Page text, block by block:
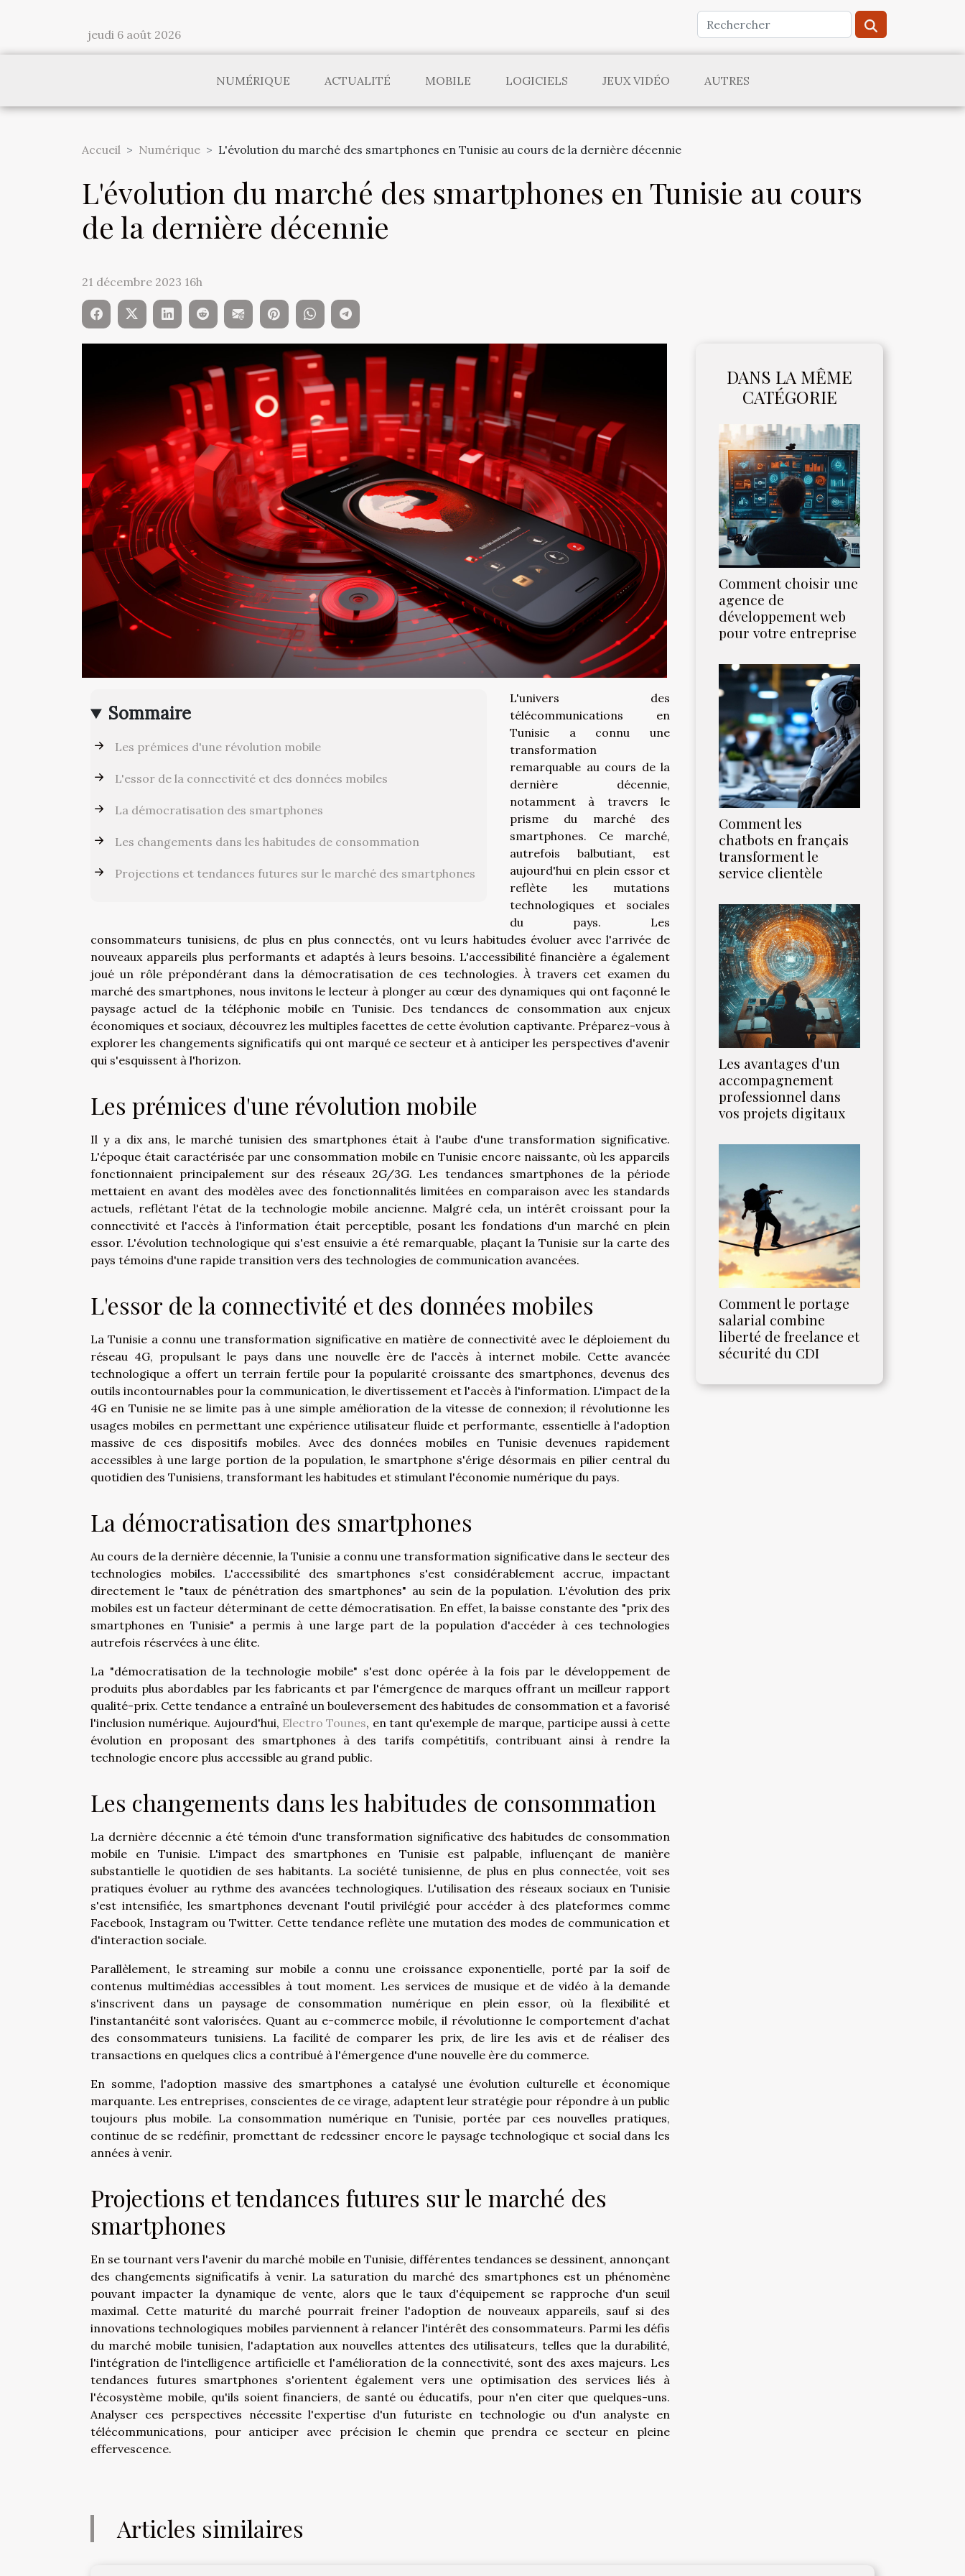
jeudi 6 août 2026
NUMÉRIQUE ACTUALITÉ MOBILE LOGICIELS JEUX VIDÉO AUTRES
Accueil Numérique L'évolution du marché des smartphones en Tunisie au cours de la dernière décennie
L'évolution du marché des smartphones en Tunisie au cours
de la dernière décennie
21 décembre 2023 16h
Sommaire
Les prémices d'une révolution mobile
L'essor de la connectivité et des données mobiles
La démocratisation des smartphones
Les changements dans les habitudes de consommation
Projections et tendances futures sur le marché des smartphones
L'univers des
télécommunications en
Tunisie a connu une
transformation
remarquable au cours de la
dernière décennie,
notamment à travers le
prisme du marché des
smartphones. Ce marché,
autrefois balbutiant, est
aujourd'hui en plein essor et
reflète les mutations
technologiques et sociales
du pays. Les
consommateurs tunisiens, de plus en plus connectés, ont vu leurs habitudes évoluer avec l'arrivée de
nouveaux appareils plus performants et adaptés à leurs besoins. L'accessibilité financière a également
joué un rôle prépondérant dans la démocratisation de ces technologies. À travers cet examen du
marché des smartphones, nous invitons le lecteur à plonger au cœur des dynamiques qui ont façonné le
paysage actuel de la téléphonie mobile en Tunisie. Des tendances de consommation aux enjeux
économiques et sociaux, découvrez les multiples facettes de cette évolution captivante. Préparez-vous à
explorer les changements significatifs qui ont marqué ce secteur et à anticiper les perspectives d'avenir
qui s'esquissent à l'horizon.
Les prémices d'une révolution mobile
Il y a dix ans, le marché tunisien des smartphones était à l'aube d'une transformation significative.
L'époque était caractérisée par une consommation mobile en Tunisie encore naissante, où les appareils
fonctionnaient principalement sur des réseaux 2G/3G. Les tendances smartphones de la période
mettaient en avant des modèles avec des fonctionnalités limitées en comparaison avec les standards
actuels, reflétant l'état de la technologie mobile ancienne. Malgré cela, un intérêt croissant pour la
connectivité et l'accès à l'information était perceptible, posant les fondations d'un marché en plein
essor. L'évolution technologique qui s'est ensuivie a été remarquable, plaçant la Tunisie sur la carte des
pays témoins d'une rapide transition vers des technologies de communication avancées.
L'essor de la connectivité et des données mobiles
La Tunisie a connu une transformation significative en matière de connectivité avec le déploiement du
réseau 4G, propulsant le pays dans une nouvelle ère de l'accès à internet mobile. Cette avancée
technologique a offert un terrain fertile pour la popularité croissante des smartphones, devenus des
outils incontournables pour la communication, le divertissement et l'accès à l'information. L'impact de la
4G en Tunisie ne se limite pas à une simple amélioration de la vitesse de connexion; il révolutionne les
usages mobiles en permettant une expérience utilisateur fluide et performante, essentielle à l'adoption
massive de ces dispositifs mobiles. Avec des données mobiles en Tunisie devenues rapidement
accessibles à une large portion de la population, le smartphone s'érige désormais en pilier central du
quotidien des Tunisiens, transformant les habitudes et stimulant l'économie numérique du pays.
La démocratisation des smartphones
Au cours de la dernière décennie, la Tunisie a connu une transformation significative dans le secteur des
technologies mobiles. L'accessibilité des smartphones s'est considérablement accrue, impactant
directement le "taux de pénétration des smartphones" au sein de la population. L'évolution des prix
mobiles est un facteur déterminant de cette démocratisation. En effet, la baisse constante des "prix des
smartphones en Tunisie" a permis à une large part de la population d'accéder à ces technologies
autrefois réservées à une élite.
La "démocratisation de la technologie mobile" s'est donc opérée à la fois par le développement de
produits plus abordables par les fabricants et par l'émergence de marques offrant un meilleur rapport
qualité-prix. Cette tendance a entraîné un bouleversement des habitudes de consommation et a favorisé
l'inclusion numérique. Aujourd'hui, Electro Tounes, en tant qu'exemple de marque, participe aussi à cette
évolution en proposant des smartphones à des tarifs compétitifs, contribuant ainsi à rendre la
technologie encore plus accessible au grand public.
Les changements dans les habitudes de consommation
La dernière décennie a été témoin d'une transformation significative des habitudes de consommation
mobile en Tunisie. L'impact des smartphones en Tunisie est palpable, influençant de manière
substantielle le quotidien de ses habitants. La société tunisienne, de plus en plus connectée, voit ses
pratiques évoluer au rythme des avancées technologiques. L'utilisation des réseaux sociaux en Tunisie
s'est intensifiée, les smartphones devenant l'outil privilégié pour accéder à des plateformes comme
Facebook, Instagram ou Twitter. Cette tendance reflète une mutation des modes de communication et
d'interaction sociale.
Parallèlement, le streaming sur mobile a connu une croissance exponentielle, porté par la soif de
contenus multimédias accessibles à tout moment. Les services de musique et de vidéo à la demande
s'inscrivent dans un paysage de consommation numérique en plein essor, où la flexibilité et
l'instantanéité sont valorisées. Quant au e-commerce mobile, il révolutionne le comportement d'achat
des consommateurs tunisiens. La facilité de comparer les prix, de lire les avis et de réaliser des
transactions en quelques clics a contribué à l'émergence d'une nouvelle ère du commerce.
En somme, l'adoption massive des smartphones a catalysé une évolution culturelle et économique
marquante. Les entreprises, conscientes de ce virage, adaptent leur stratégie pour répondre à un public
toujours plus mobile. La consommation numérique en Tunisie, portée par ces nouvelles pratiques,
continue de se redéfinir, promettant de redessiner encore le paysage technologique et social dans les
années à venir.
Projections et tendances futures sur le marché des
smartphones
En se tournant vers l'avenir du marché mobile en Tunisie, différentes tendances se dessinent, annonçant
des changements significatifs à venir. La saturation du marché des smartphones est un phénomène
pouvant impacter la dynamique de vente, alors que le taux d'équipement se rapproche d'un seuil
maximal. Cette maturité du marché pourrait freiner l'adoption de nouveaux appareils, sauf si des
innovations technologiques mobiles parviennent à relancer l'intérêt des consommateurs. Parmi les défis
du marché mobile tunisien, l'adaptation aux nouvelles attentes des utilisateurs, telles que la durabilité,
l'intégration de l'intelligence artificielle et l'amélioration de la connectivité, sont des axes majeurs. Les
tendances futures smartphones s'orientent également vers une optimisation des services liés à
l'écosystème mobile, qu'ils soient financiers, de santé ou éducatifs, pour n'en citer que quelques-uns.
Analyser ces perspectives nécessite l'expertise d'un futuriste en technologie ou d'un analyste en
télécommunications, pour anticiper avec précision le chemin que prendra ce secteur en pleine
effervescence.
DANS LA MÊME
CATÉGORIE
Comment choisir une
agence de
développement web
pour votre entreprise
Comment les
chatbots en français
transforment le
service clientèle
Les avantages d'un
accompagnement
professionnel dans
vos projets digitaux
Comment le portage
salarial combine
liberté de freelance et
sécurité du CDI
Articles similaires